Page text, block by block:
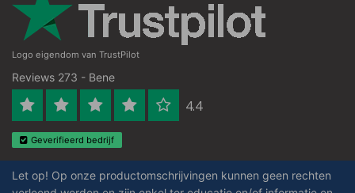
Logo eigendom van TrustPilot
Reviews 273 - Bene
4.4
Geverifieerd bedrijf
Let op! Op onze productomschrijvingen kunnen geen rechten